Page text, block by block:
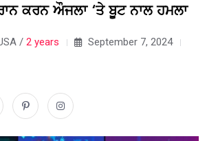
ਕਰਨ ਔਜਲਾ ‘ਤੇ ਬੂਟ ਨਾਲ ਹਮਲਾ
/ 2 years
September 7, 2024